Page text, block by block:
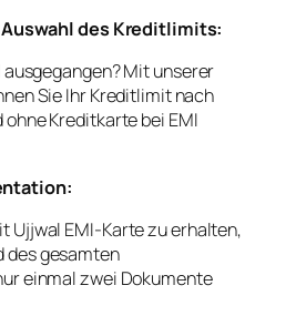
des Kreditlimits:
Mit unserer
Sie Ihr Kreditlimit nach
Kreditkarte bei EMI
Ujjwal EMI-Karte zu erhalten,
des gesamten
einmal zwei Dokumente